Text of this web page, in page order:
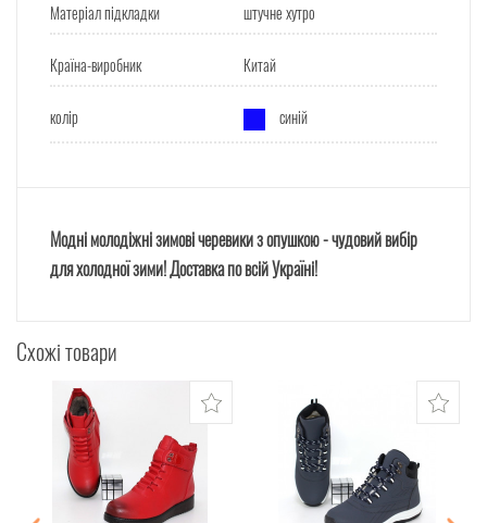
Матеріал підкладки штучне хутро
Країна-виробник Китай
колір синій
Модні молодіжні зимові черевики з опушкою - чудовий вибір
для холодної зими! Доставка по всій Україні!
Схожі товари